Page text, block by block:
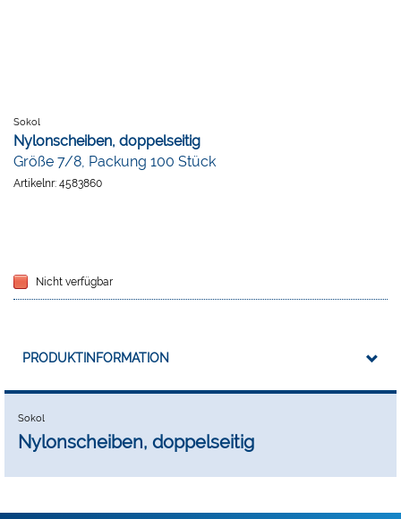
Sokol
Nylonscheiben, doppelseitig
Größe 7/8, Packung 100 Stück
Artikelnr: 4583860
Nicht verfügbar
PRODUKTINFORMATION
Sokol
Nylonscheiben, doppelseitig